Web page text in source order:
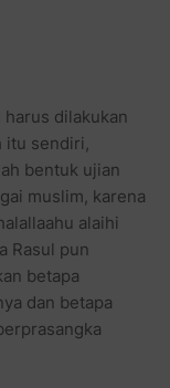
harus dilakukan
itu sendiri,
bentuk ujian
muslim, karena
alaihi
Rasul pun
betapa
dan betapa